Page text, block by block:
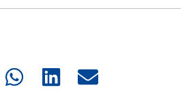
Share
Share
Share